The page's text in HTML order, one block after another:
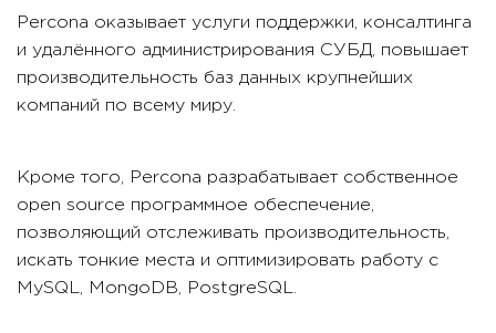
Percona оказывает услуги поддержки, консалтинга
и удалённого администрирования СУБД, повышает
производительность баз данных крупнейших
компаний по всему миру.
Кроме того, Percona разрабатывает собственное
open source программное обеспечение,
позволяющий отслеживать производительность,
искать тонкие места и оптимизировать работу с
MySQL, MongoDB, PostgreSQL.